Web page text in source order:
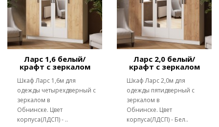
Ларс 1,6 белый/
крафт с зеркалом
Шкаф Ларс 1,6м для
одежды четырехдверный с
зеркалом в
Обнинске. Цвет
корпуса(ЛДСП) - ..
Ларс 2,0 белый/
крафт с зеркалом
Шкаф Ларс 2,0м для
одежды пятидверный с
зеркалом в
Обнинске. Цвет
корпуса(ЛДСП) - Бел..